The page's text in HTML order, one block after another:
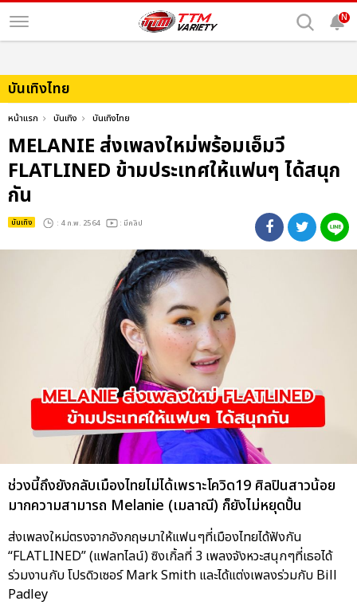
N
บันเทิงไทย
หน้าแรก บันเทิง บันเทิงไทย
MELANIE ส่งเพลงใหม่พร้อมเอ็มวี
FLATLINED ข้ามประเทศให้แฟนๆ ได้สนุก
กัน
บันเทิง : 4 ก.พ. 2564 : มีคลิป
ช่วงนี้ถึงยังกลับเมืองไทยไม่ได้เพราะโควิด19 ศิลปินสาวน้อย
มากความสามารถ Melanie (เมลาณี) ก็ยังไม่หยุดปั้น
ส่งเพลงใหม่ตรงจากอังกฤษมาให้แฟนๆที่เมืองไทยได้ฟังกัน
“FLATLINED” (แฟลทไลน์) ซิงเกิ้ลที่ 3 เพลงจังหวะสนุกๆที่เธอได้
ร่วมงานกับ โปรดิวเซอร์ Mark Smith และได้แต่งเพลงร่วมกับ Bill
Padley